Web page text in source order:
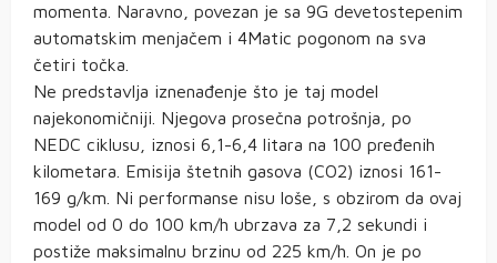
momenta. Naravno, povezan je sa 9G devetostepenim
automatskim menjačem i 4Matic pogonom na sva
četiri točka.
Ne predstavlja iznenađenje što je taj model
najekonomičniji. Njegova prosečna potrošnja, po
NEDC ciklusu, iznosi 6,1-6,4 litara na 100 pređenih
kilometara. Emisija štetnih gasova (CO2) iznosi 161-
169 g/km. Ni performanse nisu loše, s obzirom da ovaj
model od 0 do 100 km/h ubrzava za 7,2 sekundi i
postiže maksimalnu brzinu od 225 km/h. On je po